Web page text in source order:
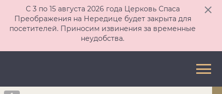
С 3 по 15 августа 2026 года Церковь Спаса
Преображения на Нередице будет закрыта для
посетителей. Приносим извинения за временные
неудобства.